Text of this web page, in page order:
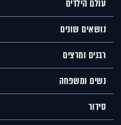
עולם הילדים
נושאים שונים
רבנים ומרצים
נשים ומשפחה
סידור